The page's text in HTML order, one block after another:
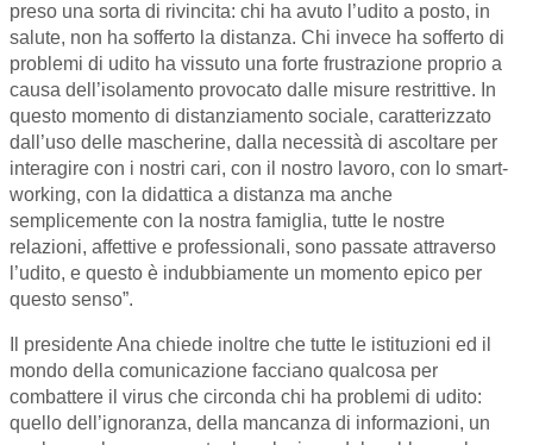
preso una sorta di rivincita: chi ha avuto l’udito a posto, in
salute, non ha sofferto la distanza. Chi invece ha sofferto di
problemi di udito ha vissuto una forte frustrazione proprio a
causa dell’isolamento provocato dalle misure restrittive. In
questo momento di distanziamento sociale, caratterizzato
dall’uso delle mascherine, dalla necessità di ascoltare per
interagire con i nostri cari, con il nostro lavoro, con lo smart-
working, con la didattica a distanza ma anche
semplicemente con la nostra famiglia, tutte le nostre
relazioni, affettive e professionali, sono passate attraverso
l’udito, e questo è indubbiamente un momento epico per
questo senso”.
Il presidente Ana chiede inoltre che tutte le istituzioni ed il
mondo della comunicazione facciano qualcosa per
combattere il virus che circonda chi ha problemi di udito:
quello dell’ignoranza, della mancanza di informazioni, un